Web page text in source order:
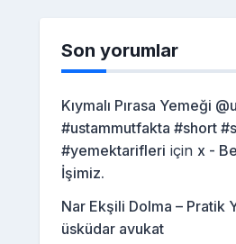
Son yorumlar
Kıymalı Pırasa Yemeği
#ustammutfakta #short
#yemektarifleri için x -
İşimiz.
Nar Ekşili Dolma – Pratik
üsküdar avukat